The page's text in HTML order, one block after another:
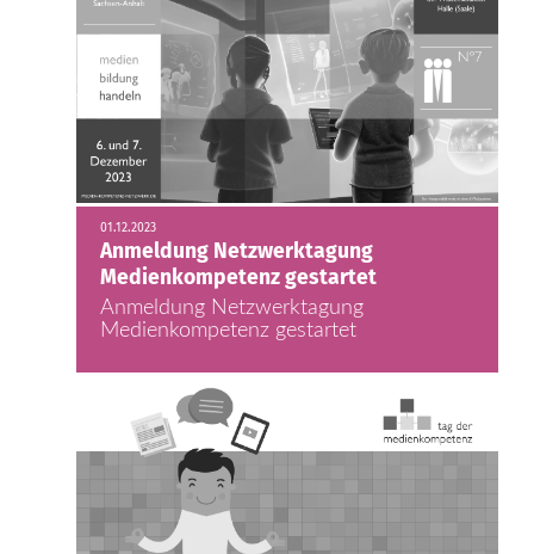
01.12.2023
Anmeldung Netzwerktagung
Medienkompetenz gestartet
Anmeldung Netzwerktagung
Medienkompetenz gestartet